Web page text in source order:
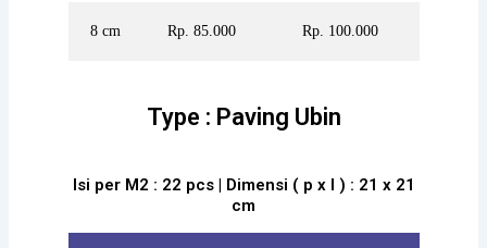
8 cm Rp. 85.000 Rp. 100.000
Type : Paving Ubin
Isi per M2 : 22 pcs | Dimensi ( p x l ) : 21 x 21
cm